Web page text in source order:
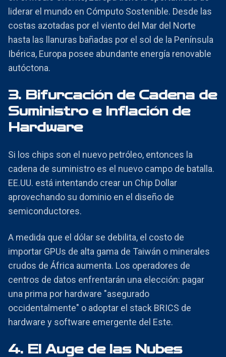
liderar el mundo en Cómputo Sostenible. Desde las
costas azotadas por el viento del Mar del Norte
hasta las llanuras bañadas por el sol de la Península
Ibérica, Europa posee abundante energía renovable
autóctona.
3. Bifurcación de Cadena de
Suministro e Inflación de
Hardware
Si los chips son el nuevo petróleo, entonces la
cadena de suministro es el nuevo campo de batalla.
EE.UU. está intentando crear un Chip Dollar
aprovechando su dominio en el diseño de
semiconductores.
A medida que el dólar se debilita, el costo de
importar GPUs de alta gama de Taiwán o minerales
crudos de África aumenta. Los operadores de
centros de datos enfrentarán una elección: pagar
una prima por hardware "asegurado
occidentalmente" o adoptar el stack BRICS de
hardware y software emergente del Este.
4. El Auge de las Nubes